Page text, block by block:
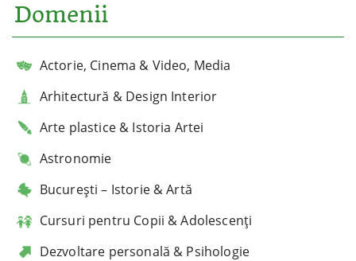
Domenii
Actorie, Cinema & Video, Media
Arhitectură & Design Interior
Arte plastice & Istoria Artei
Astronomie
București – Istorie & Artă
Cursuri pentru Copii & Adolescenți
Dezvoltare personală & Psihologie